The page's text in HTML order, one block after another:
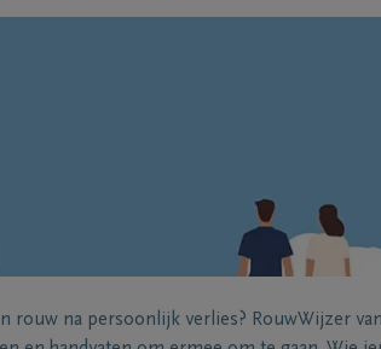
rouw na persoonlijk verlies? RouwWijzer